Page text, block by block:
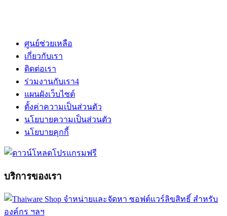
ศูนย์ช่วยเหลือ
เกี่ยวกับเรา
ติดต่อเรา
ร่วมงานกับเรา4
แผนผังเว็บไซต์
ตั้งค่าความเป็นส่วนตัว
นโยบายความเป็นส่วนตัว
นโยบายคุกกี้
บริการของเรา